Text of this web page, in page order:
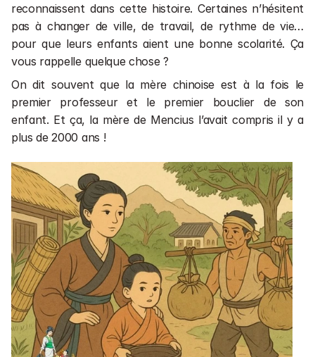
reconnaissent dans cette histoire. Certaines n’hésitent
pas à changer de ville, de travail, de rythme de vie…
pour que leurs enfants aient une bonne scolarité. Ça
vous rappelle quelque chose ?
On dit souvent que la mère chinoise est à la fois le
premier professeur et le premier bouclier de son
enfant. Et ça, la mère de Mencius l’avait compris il y a
plus de 2000 ans !